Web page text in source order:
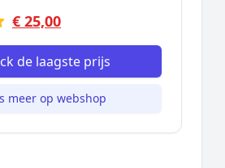
€ 25,00
de laagste prijs
meer op webshop